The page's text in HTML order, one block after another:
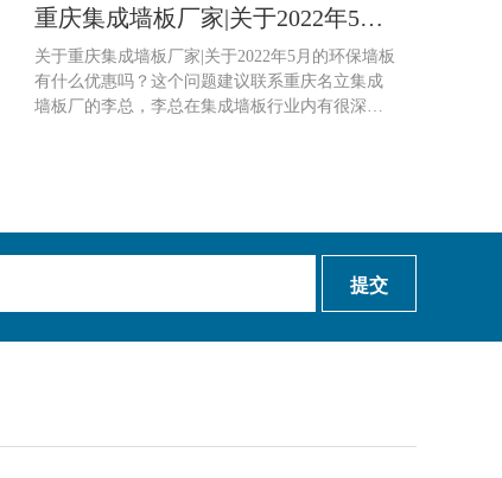
重庆集成墙板厂家|关于2022年5月
的环保墙板有什么优惠吗？
关于重庆集成墙板厂家|关于2022年5月的环保墙板
有什么优惠吗？这个问题建议联系重庆名立集成
墙板厂的李总，李总在集成墙板行业内有很深的
提交